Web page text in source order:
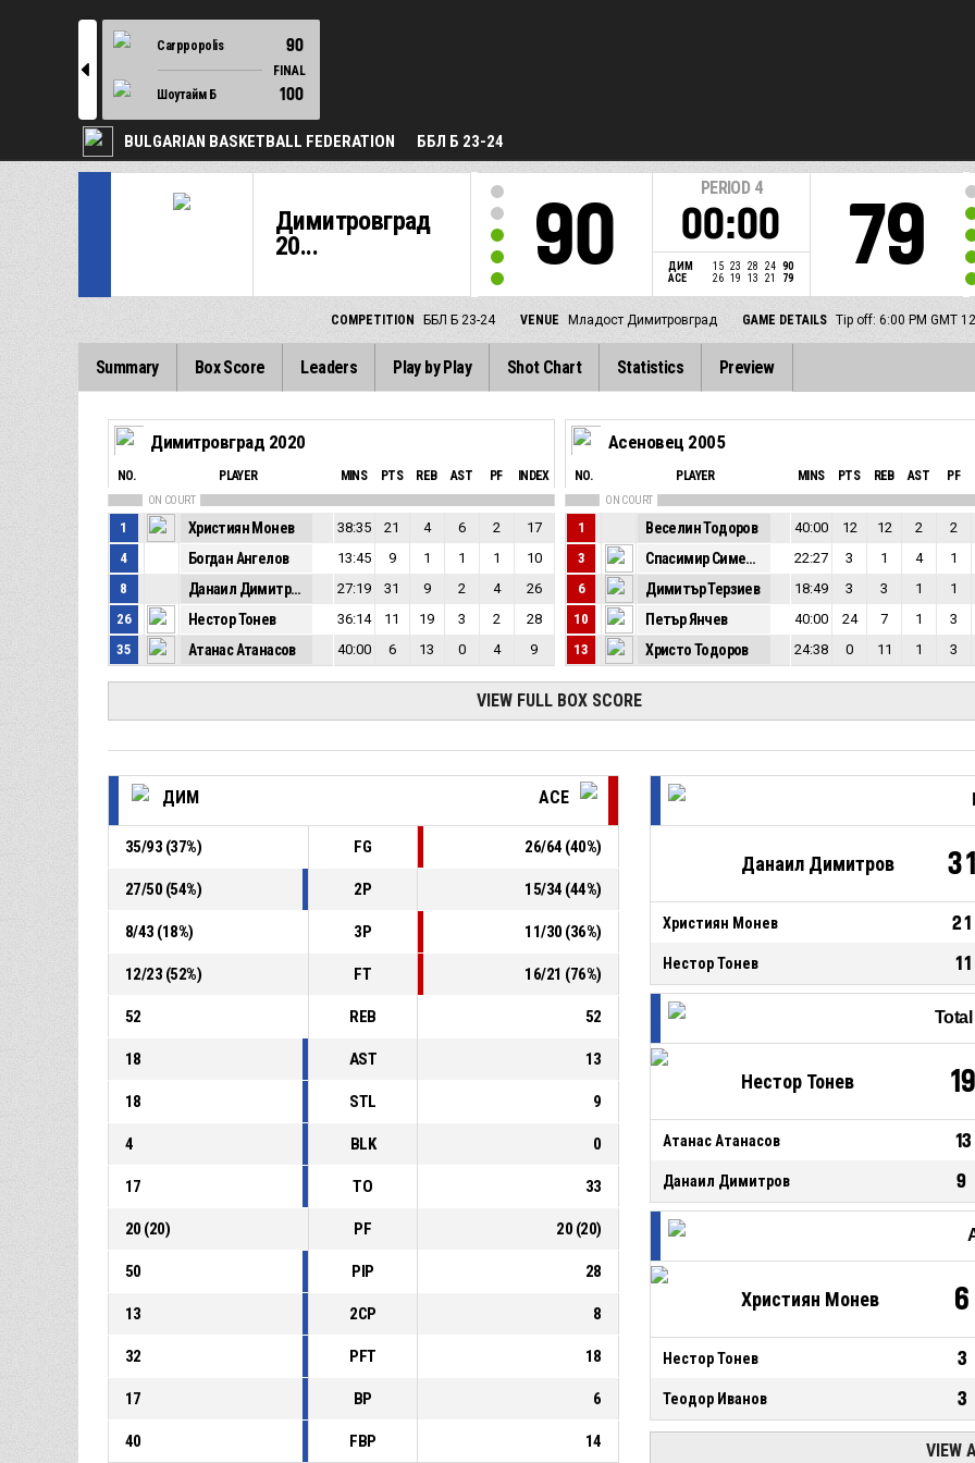
l
Carppopolis 90
FINAL
Шоутайм Б
100
BULGARIAN BASKETBALL FEDERATION ББЛ Б 23-24
Димитровград
20...
90
PERIOD 4
00:00
ДИМ 15 23 28 24 90
АСЕ
26 19 13 21 79 79
COMPETITION ББЛ Б 23-24 VENUE Младост Димитровград GAME DETAILS Tip off: 6:00 PM GMT
Summary Box Score Leaders Play by Play Shot Chart Statistics Preview
Димитровград 2020
NO. PLAYER MINS PTS REB AST PF INDEX
ON COURT
1 Християн Монев 38:35 21 4 6 2
17
4
Богдан Ангелов 13:45 9 1 1 1
10
8
Данаил Димитров 27:19 31 9 2 4
26
26
Нестор Тонев 36:14 11 19 3 2
28
35
Атанас Атанасов 40:00 6 13 0 4 9
Асеновец 2005
NO. PLAYER MINS PTS REB AST PF
ON COURT
1 Веселин Тодоров 40:00 12 12 2 2
3
Спасимир Симеонов 22:27 3 1 4 1
6
Димитър Терзиев 18:49 3 3 1 1
10
Петър Янчев 40:00 24 7 1 3
13
Христо Тодоров 24:38 0 11 1 3
VIEW FULL BOX SCORE
ДИМ АСЕ
35/93 (37%) FG 26/64 (40%)
27/50 (54%) 2P 15/34 (44%)
8/43 (18%) 3P 11/30 (36%)
12/23 (52%) FT 16/21 (76%)
52 REB 52
18 AST 13
18 STL 9
4 BLK 0
17 TO 33
20 (20) PF 20 (20)
50 PIP 28
13 2CP 8
32 PFT 18
17 BP 6
40 FBP 14
Данаил Димитров 31
Християн Монев 21
Нестор Тонев 11
Нестор Тонев 19
Атанас Атанасов 13
Данаил Димитров 9
Християн Монев 6
Нестор Тонев 3
Теодор Иванов 3
VIEW